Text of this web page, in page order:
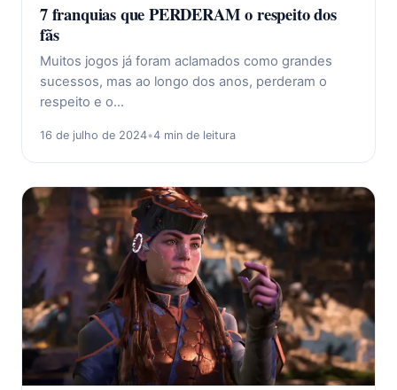
7 franquias que PERDERAM o respeito dos
fãs
Muitos jogos já foram aclamados como grandes
sucessos, mas ao longo dos anos, perderam o
respeito e o…
16 de julho de 2024•4 min de leitura